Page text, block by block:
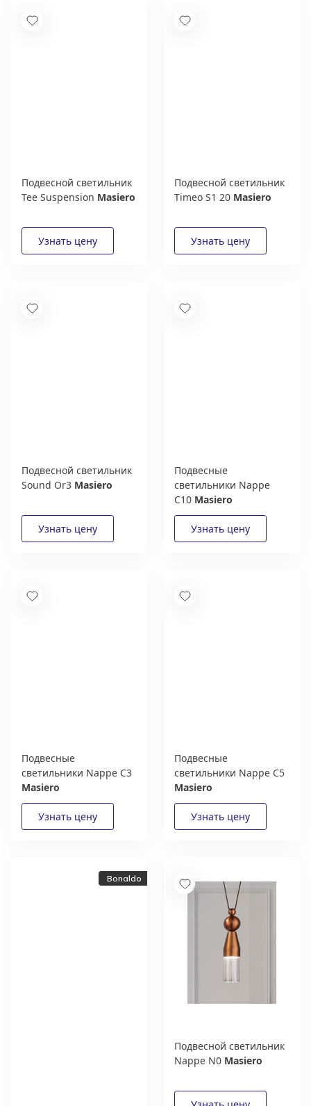
Подвесной светильник
Tee Suspension Masiero
Подвесной светильник
Timeo S1 20 Masiero
Подвесной светильник
Sound Or3 Masiero
Подвесные
светильники Nappe
C10 Masiero
Подвесные
светильники Nappe C3
Masiero
Подвесные
светильники Nappe C5
Masiero
Bonaldo
Подвесной светильник
Nappe N0 Masiero